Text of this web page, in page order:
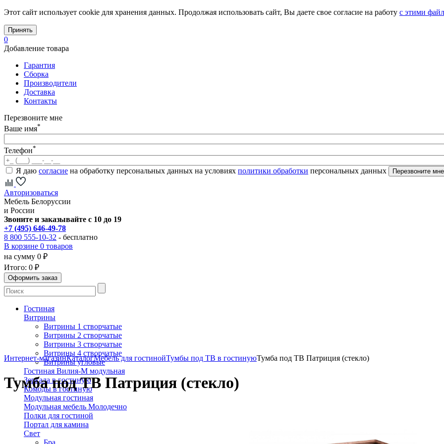
Этот сайт использует cookie для хранения данных. Продолжая использовать сайт, Вы даете свое согласие на работу с этими
Принять
0
Добавление товара
Гарантия
Сборка
Производители
Доставка
Контакты
Перезвоните мне
Ваше имя*
Телефон*
Я даю согласие на обработку персональных данных на условиях политики обработки персональных данных
Авторизоваться
Мебель Белоруссии
и России
Звоните и заказывайте с 10 до 19
+7 (495) 646-49-78
8 800 555-10-32 - бесплатно
В корзине 0 товаров
на сумму 0 ₽
Итого: 0 ₽
Гостиная
Витрины
Витрины 1 створчатые
Витрины 2 створчатые
Витрины 3 створчатые
Витрины 4 створчатые
Витрины угловые
Гостиная Вилия-М модульная
Зеркала в гостиную
Комоды в гостиную
Модульная гостиная
Модульная мебель Молодечно
Полки для гостиной
Портал для камина
Свет
Интернет-магазинКаталогМебель для гостинойТумбы под ТВ в гостинуюТумба под ТВ Патриция (стекло)
Тумба под ТВ Патриция (стекло)